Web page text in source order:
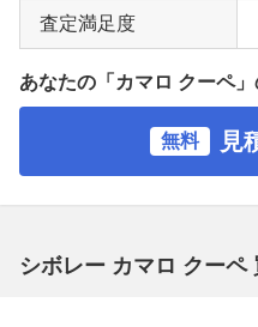
査定満足度
あなたの「カマロ クーペ
無料 見
シボレー カマロ クーペ